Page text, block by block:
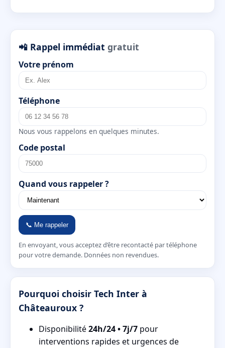
📲 Rappel immédiat gratuit
Votre prénom
Téléphone
Nous vous rappelons en quelques minutes.
Code postal
Quand vous rappeler ?
📞 Me rappeler
En envoyant, vous acceptez d’être recontacté par téléphone
pour votre demande. Données non revendues.
Pourquoi choisir Tech Inter à
Châteauroux ?
Disponibilité24h/24 • 7j/7 pour
interventions rapides et urgences de